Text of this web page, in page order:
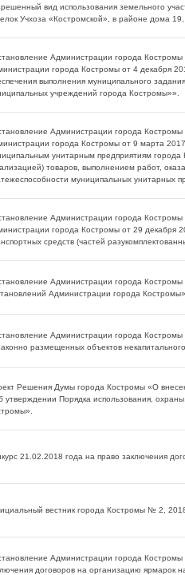
вид использования земельного
Учхоза «Костромской», в районе дома
Администрации города
города Костромы от 4 декабря
выполнения муниципального
учреждений города Костромы»».
Администрации города
города Костромы от 9 марта
унитарным предприятиям города
товаров, выполнением работ,
муниципальных унитарных
Администрации города
города Костромы от 29 декабря
средств (частей
Администрации города
Администрации города
Администрации города
размещенных объектов
Решения Думы города Костромы «О
утверждении Порядка использования,
21.02.2018 года на право заключения
вестник города Костромы № 2,
Администрации города
договоров на организацию ярмарок